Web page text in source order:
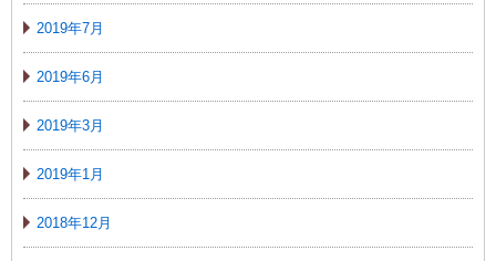
2019年7月
2019年6月
2019年3月
2019年1月
2018年12月